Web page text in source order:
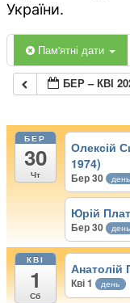
України.
Пам'ятні дати
БЕР – КВІ
БЕР
30
Чт
Олексій
1974)
Бер 30 день
Юрій
Бер 30 день
КВІ
1
Сб
Анатолій
Кві 1 день